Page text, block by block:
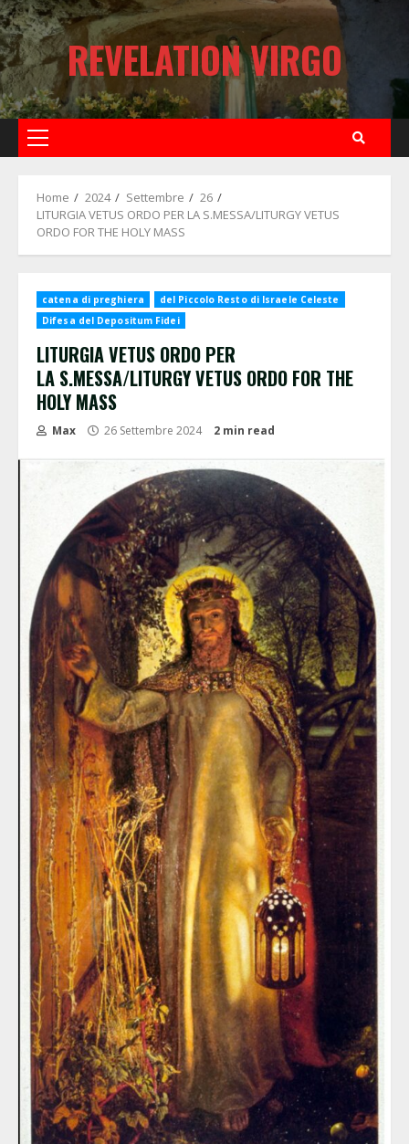
Skip
to
content
REVELATION VIRGO
Primary
Home 2024 Settembre
26
LITURGIA VETUS ORDO PER LA S.MESSA/LITURGY VETUS
ORDO FOR THE HOLY MASS
catena di preghiera
del Piccolo Resto di Israele Celeste
Difesa del Depositum Fidei
LITURGIA VETUS ORDO PER
LA S.MESSA/LITURGY VETUS ORDO FOR THE
HOLY MASS
Max 26 Settembre 2024 2 min read